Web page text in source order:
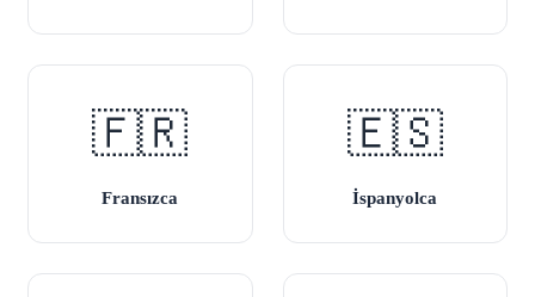
🇫🇷
Fransızca
🇪🇸
İspanyolca